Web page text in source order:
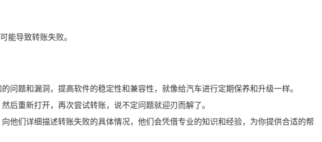
能导致转账失败。
问题和漏洞，提高软件的稳定性和兼容性，就像给汽车进行定期保养和升级一样。
后重新打开，再次尝试转账，说不定问题就迎刃而解了。
他们详细描述转账失败的具体情况，他们会凭借专业的知识和经验，为你提供合适的帮